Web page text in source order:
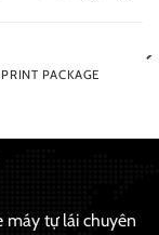
PACKAGE
máy tự lái chuyên